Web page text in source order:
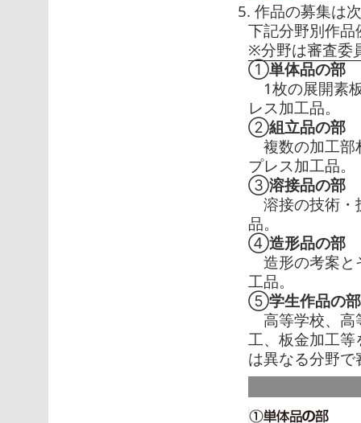
5. 作品の募集は
下記分野別作
※分野は審査委
①単体品の部
1枚の展開素
レス加工品。
②組立品の部
複数の加工部
プレス加工品。
③溶接品の部
溶接の技術・
品。
④造形品の部
造形の考案と
工品。
⑤学生作品の部
高等学校、高
工、板金加工
は異なる分野